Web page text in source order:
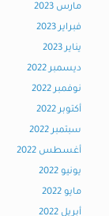
مارس 2023
فبراير 2023
يناير 2023
ديسمبر 2022
نوفمبر 2022
أكتوبر 2022
سبتمبر 2022
أغسطس 2022
يونيو 2022
مايو 2022
أبريل 2022